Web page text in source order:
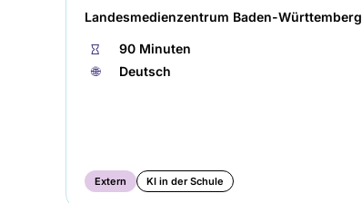
Landesmedienzentrum Baden-Württemberg
⏱
90 Minuten
🌐︎
Deutsch
Extern KI in der Schule